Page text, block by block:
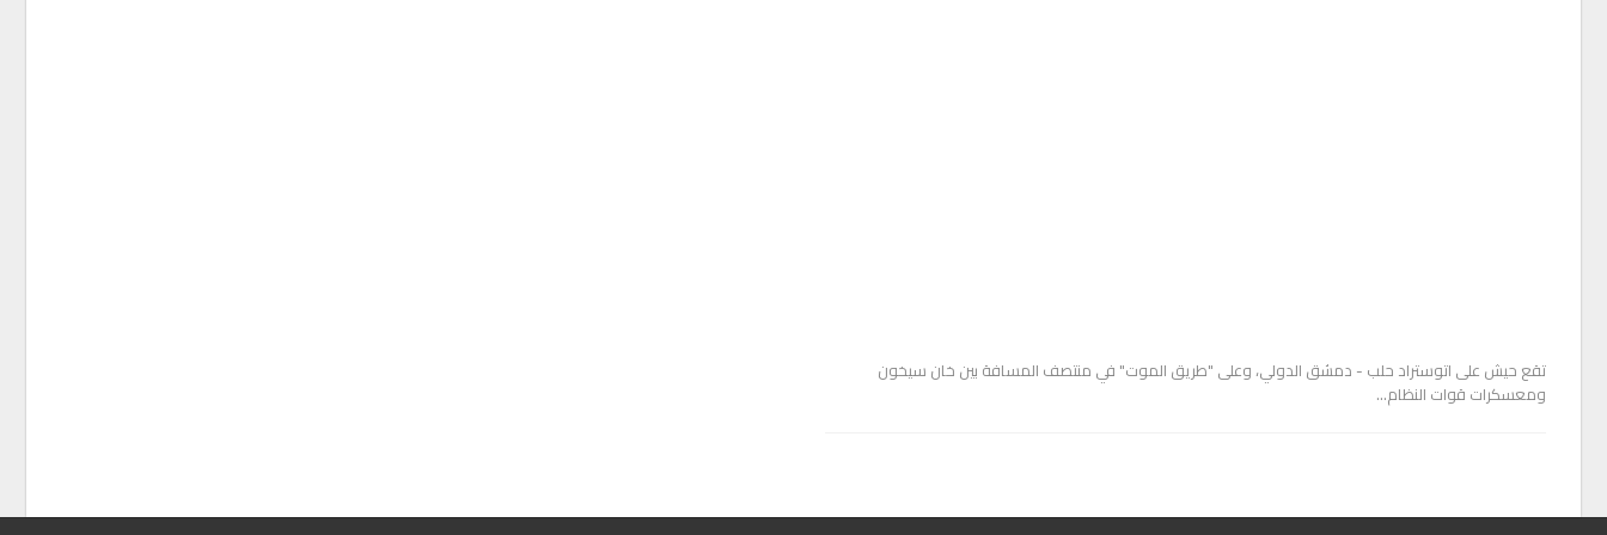
تقع حيش على اتوستراد حلب - دمشق الدولي، وعلى "طريق الموت" في منتصف المسافة بين خان سيخون
ومعسكرات قوات النظام…